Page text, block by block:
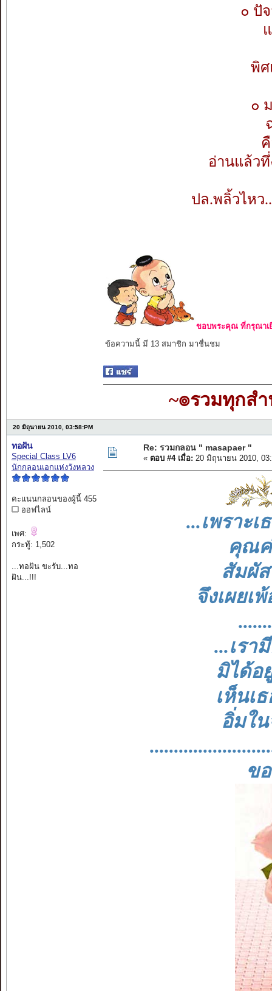
๐ ปั
พิศ
๐
อ่านแล้วทึ่
ปล.พลิ้วไหว
ขอบพระคุณ ที่กรุณาเ
ข้อความนี้ มี 13 สมาชิก มาชื่นชม
~๏รวมทุกส
20 มิถุนายน 2010, 03:58:PM
ทอฝัน
Special Class LV6
นักกลอนเอกแห่งวังหลวง
คะแนนกลอนของผู้นี้ 455
ออฟไลน์
เพศ:
กระทู้: 1,502
...ทอฝัน ขะรับ...ทอ
ฝัน...!!!
Re: รวมกลอน " masapaer "
« ตอบ #4 เมื่อ: 20 มิถุนายน 2010,
...เพราะ
คุณค่
สัมผัส
จึงเผยเ
...เรา
มิได้อ
เห็นเ
อิ่มใ
ข